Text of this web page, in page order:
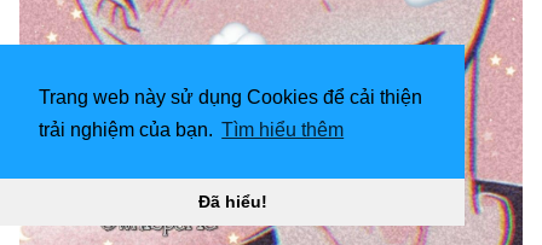
Trang web này sử dụng Cookies để cải thiện
trải nghiệm của bạn. Tìm hiểu thêm
Đã hiểu!